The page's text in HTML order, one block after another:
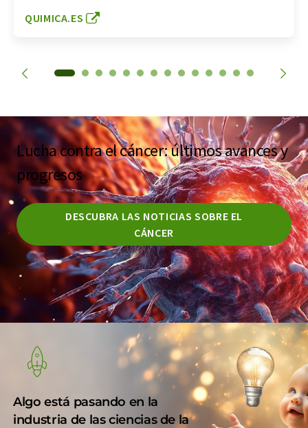
QUIMICA.ES
Lucha contra el cáncer: últimos avances y
progresos
DESCUBRA LAS NOTICIAS SOBRE EL
CÁNCER
Algo está pasando en la
industria de las ciencias de la